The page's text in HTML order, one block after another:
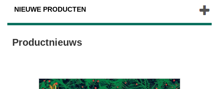
NIEUWE PRODUCTEN
Productnieuws